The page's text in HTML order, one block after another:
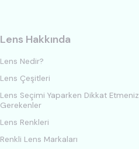
Lens Hakkında
Lens Nedir?
Lens Çeşitleri
Lens Seçimi Yaparken Dikkat Etmeniz
Gerekenler
Lens Renkleri
Renkli Lens Markaları